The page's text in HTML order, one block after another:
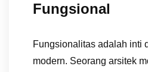
Fungsional
Fungsionalitas adalah inti
modern. Seorang arsitek